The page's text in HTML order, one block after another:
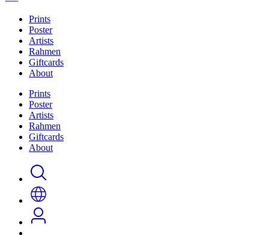
Prints
Poster
Artists
Rahmen
Giftcards
About
Prints
Poster
Artists
Rahmen
Giftcards
About